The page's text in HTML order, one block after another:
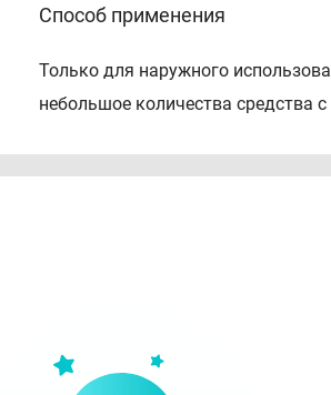
Способ применения
Только для наружного
небольшое количества средства